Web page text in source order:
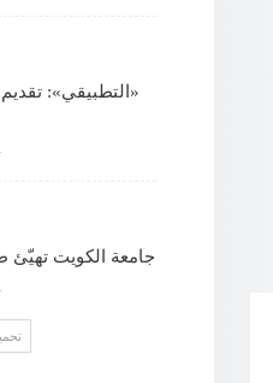
«التطبيقي»:
جامعة الكويت تهيّئ